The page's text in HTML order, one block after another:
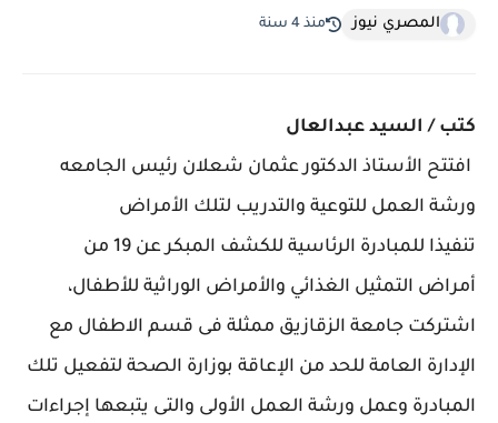
المصري نيوز منذ 4 سنة
كتب / السيد عبدالعال
افتتح الأستاذ الدكتور عثمان شعلان رئيس الجامعه
ورشة العمل للتوعية والتدريب لتلك الأمراض
تنفيذا للمبادرة الرئاسية للكشف المبكر عن 19 من
أمراض التمثيل الغذائي والأمراض الوراثية للأطفال،
اشتركت جامعة الزقازيق ممثلة فى قسم الاطفال مع
الإدارة العامة للحد من الإعاقة بوزارة الصحة لتفعيل تلك
المبادرة وعمل ورشة العمل الأولى والتى يتبعها إجراءات